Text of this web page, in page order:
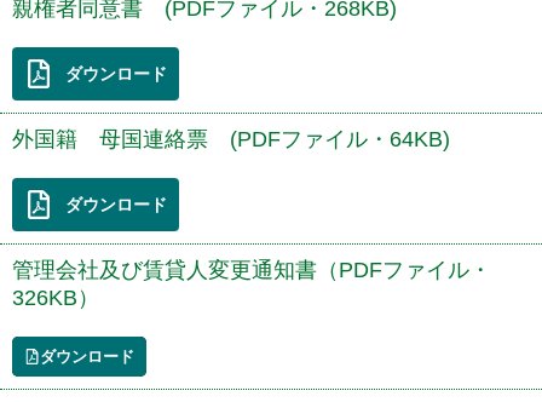
親権者同意書 (PDFファイル・268KB)
ダウンロード
外国籍 母国連絡票 (PDFファイル・64KB)
ダウンロード
管理会社及び賃貸人変更通知書（PDFファイル・
326KB）
ダウンロード